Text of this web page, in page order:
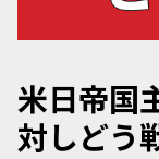
米日帝国
対しどう